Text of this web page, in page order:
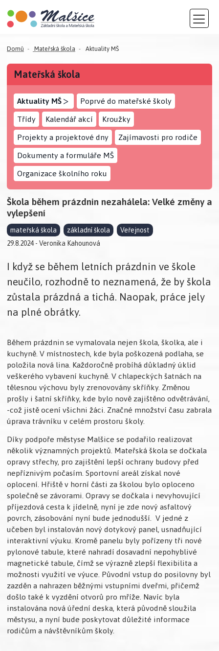
Domů Mateřská škola Aktuality MŠ
Mateřská škola
Aktuality MŠ > Poprvé do mateřské školy
Třídy Kalendář akcí Kroužky
Projekty a projektové dny Zajímavosti pro rodiče
Dokumenty a formuláře MŠ
Organizace školního roku
Škola během prázdnin nezahálela: Velké změny a
vylepšení
mateřská škola základní škola
Veřejnost
29.8.2024 - Veronika Kahounová
I když se během letních prázdnin ve škole
neučilo, rozhodně to neznamená, že by škola
zůstala prázdná a tichá. Naopak, práce jely
na plné obrátky.
Během prázdnin se vymalovala nejen škola, školka, ale i
kuchyně. V místnostech, kde byla poškozená podlaha, se
položila nová lina. Každoročně probíhá důkladný úklid
veškerého vybavení kuchyně. V chlapeckých šatnách na
tělesnou výchovu byly zrenovovány skříňky. Změnou
prošly i šatní skříňky, kde bylo nově zajištěno odvětrávání,
-což jistě ocení všichni žáci. Značné množství času zabrala
úprava trávníku v celém prostoru školy.
Díky podpoře městyse Malšice se podařilo realizovat
několik významných projektů. Mateřská škola se dočkala
opravy střechy, pro zajištění lepší ochrany budovy před
nepříznivým počasím. Sportovní areál získal nové
oplocení. Hřiště v horní části za školou bylo oploceno
společně se závorami. Opravy se dočkala i nevyhovující
příjezdová cesta k jídelně, nyní je zde nový asfaltový
povrch, zásobování nyní bude jednodušší. V jedné z
učeben byl instalován nový dotykový panel, usnadňující
interaktivní výuku. Kromě panelu byly pořízeny tři nové
pylonové tabule, které nahradí dosavadní nepohyblivé
magnetické tabule, čímž se výrazně zlepší flexibilita a
možnosti využití ve výuce. Původní vstup do posilovny byl
zazděn a nahrazen běžnými vstupními dveřmi, přičemž
došlo také k vyzdění otvorů pro mříže. Navíc byla
instalována nová úřední deska, která původně sloužila
městysu, a nyní bude poskytovat důležité informace
rodičům a návštěvníkům školy.